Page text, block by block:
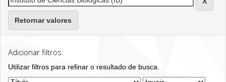
Retornar valores
Adicionar filtros:
Utilizar filtros para refinar o resultado de busca.